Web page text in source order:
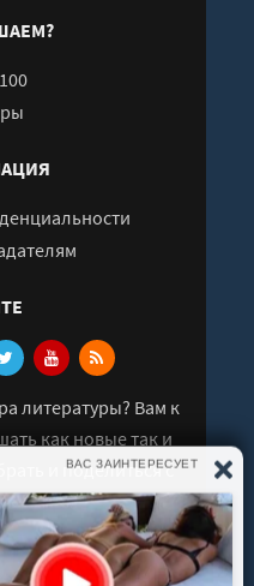
литературы? Вам к
как новые так и
и поделиться с